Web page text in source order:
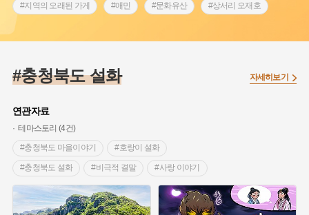
#지역의 오래된 가게 #애민 #문화유산 #상서리 오재호
#조선 시대 사회
#허준 #28독립선언 #지명유래
#여성독립운동가
#백년가게
#단지 #설화 #인물설화 #대한애국부인회
#고구마 #김마리아 #바위설화 #인천
#강진 #블루리본 #전설 #조선시대 문신
#여성 독립운동가 #지역의 설화 #성곽 #어린이역사콘텐츠
#충청북도 설화
연관자료
테마스토리 (4건)
#충청북도 마을이야기
#호랑이 설화
#충청북도 설화 #비극적 결말 #사랑 이야기
#청주 지명유래 #청주 가볼만한곳 #영화 촬영지
#충청북도의 산
자세히보기